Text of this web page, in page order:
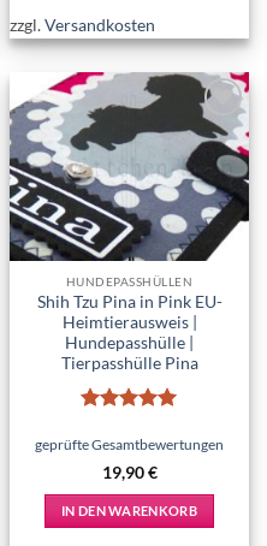
zzgl.Versandkosten
Add to
wishlist
HUNDEPASSHÜLLEN
Shih Tzu Pina in Pink EU-
Heimtierausweis |
Hundepasshülle |
Tierpasshülle Pina
mit5von
geprüfte Gesamtbewertungen
19,90€
IN DEN WARENKORB